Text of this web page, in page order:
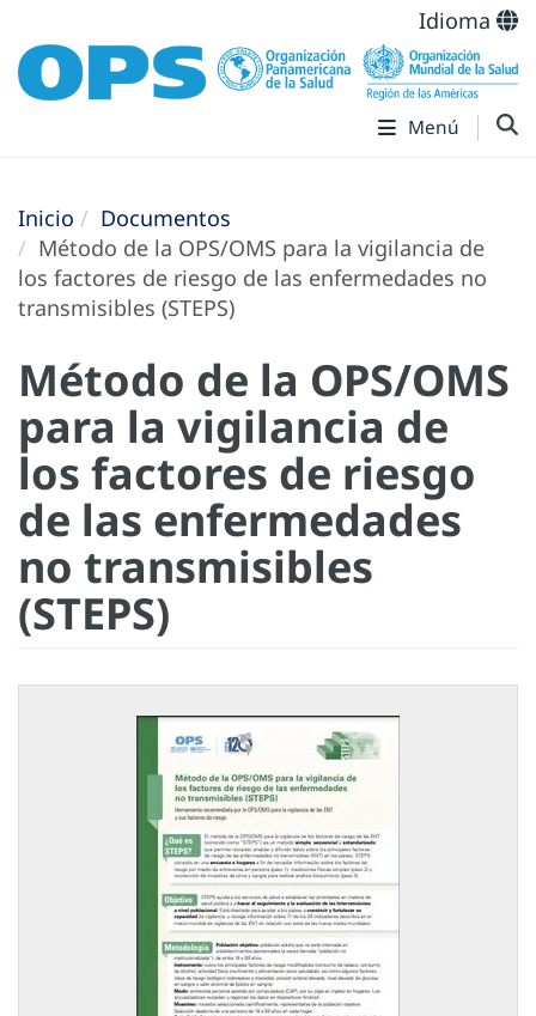
Idioma
Menú
Inicio
Documentos
Método de la OPS/OMS para la vigilancia de
los factores de riesgo de las enfermedades no
transmisibles (STEPS)
Método de la OPS/OMS
para la vigilancia de
los factores de riesgo
de las enfermedades
no transmisibles
(STEPS)